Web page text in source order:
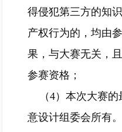
得侵犯第三方的知
产权行为的，均由
果，与大赛无关，
参赛资格；
（4）本次大赛的
意设计组委会所有。